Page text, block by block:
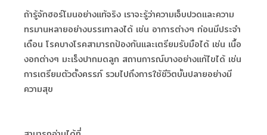
ถ้ารู้จักฮอร์โมนอย่างแท้จริง เราจะรู้ว่าความเจ็บปวดและความ
ทรมานหลายอย่างบรรเทาลงได้ เช่น อาการต่างๆ ก่อนมีประจำ
เดือน โรคบางโรคสามารถป้องกันและเตรียมรับมือได้ เช่น เนื้อ
งอกต่างๆ มะเร็งปากมดลูก สถานการณ์บางอย่างแก้ไขได้ เช่น
การเตรียมตัวตั้งครรภ์ รวมไปถึงการใช้ชีวิตบั้นปลายอย่างมี
ความสุข